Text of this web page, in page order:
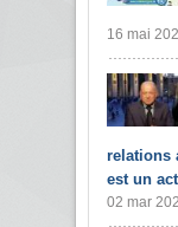
16 mai
relations
est un
02 mar